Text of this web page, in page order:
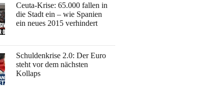
Ceuta-Krise: 65.000 fallen in
die Stadt ein – wie Spanien
ein neues 2015 verhindert
Schuldenkrise 2.0: Der Euro
steht vor dem nächsten
Kollaps